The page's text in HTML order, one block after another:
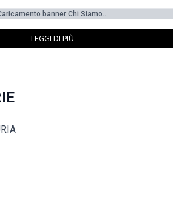
banner Chi Siamo...
LEGGI DI PIÙ